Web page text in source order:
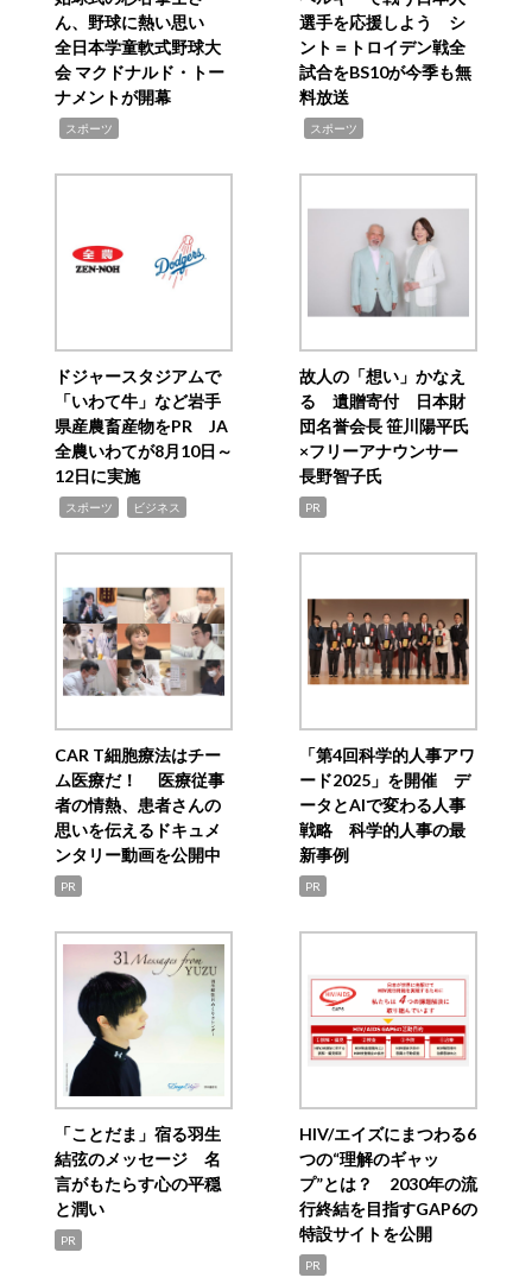
ん、野球に熱い思い
全日本学童軟式野球大
会 マクドナルド・トー
ナメントが開幕
スポーツ
選手を応援しよう シ
ント＝トロイデン戦全
試合をBS10が今季も無
料放送
スポーツ
ドジャースタジアムで
「いわて牛」など岩手
県産農畜産物をPR JA
全農いわてが8月10日～
12日に実施
スポーツ ビジネス
故人の「想い」かなえ
る 遺贈寄付 日本財
団名誉会長 笹川陽平氏
×フリーアナウンサー
長野智子氏
PR
CAR T細胞療法はチー
ム医療だ！ 医療従事
者の情熱、患者さんの
思いを伝えるドキュメ
ンタリー動画を公開中
PR
「第4回科学的人事アワ
ード2025」を開催 デ
ータとAIで変わる人事
戦略 科学的人事の最
新事例
PR
「ことだま」宿る羽生
結弦のメッセージ 名
言がもたらす心の平穏
と潤い
PR
HIV/エイズにまつわる6
つの“理解のギャッ
プ”とは？ 2030年の流
行終結を目指すGAP6の
特設サイトを公開
PR